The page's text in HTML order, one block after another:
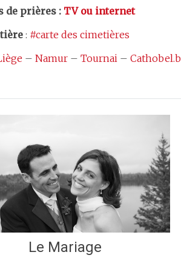
de prières : TV ou internet
: #carte des cimetières
– Namur – Tournai –
Le Mariage